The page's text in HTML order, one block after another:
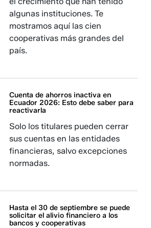
algunas instituciones. Te
mostramos aquí las cien
cooperativas más grandes del
país.
Cuenta de ahorros inactiva en
Ecuador 2026: Esto debe saber para
reactivarla
Solo los titulares pueden cerrar
sus cuentas en las entidades
financieras, salvo excepciones
normadas.
Hasta el 30 de septiembre se puede
solicitar el alivio financiero a los
bancos y cooperativas